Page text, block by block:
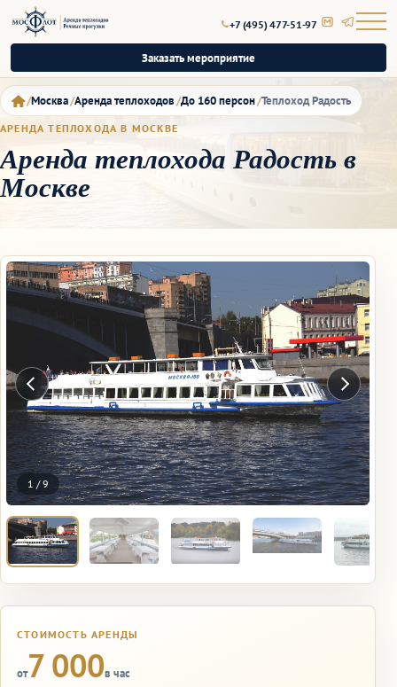
+7 (495) 477-51-97
Заказать мероприятие
Москва Аренда теплоходов До 160 персон Теплоход Радость
АРЕНДА ТЕПЛОХОДА В МОСКВЕ
Аренда теплохода Радость в
Москве
1 /9
СТОИМОСТЬ АРЕНДЫ
от7 000в час